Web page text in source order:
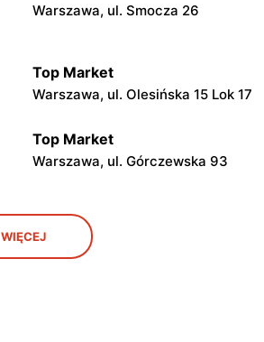
Warszawa, ul. Smocza 26
Top Market
Warszawa, ul. Olesińska 15 Lok 17
Top Market
Warszawa, ul. Górczewska 93
Top Market
Warszawa al. Krakowska 274
WIĘCEJ